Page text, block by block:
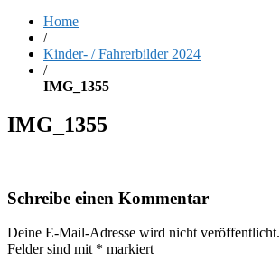
Home
/
Kinder- / Fahrerbilder 2024
/
IMG_1355
IMG_1355
Schreibe einen Kommentar
Deine E-Mail-Adresse wird nicht veröffentlicht.
Felder sind mit * markiert